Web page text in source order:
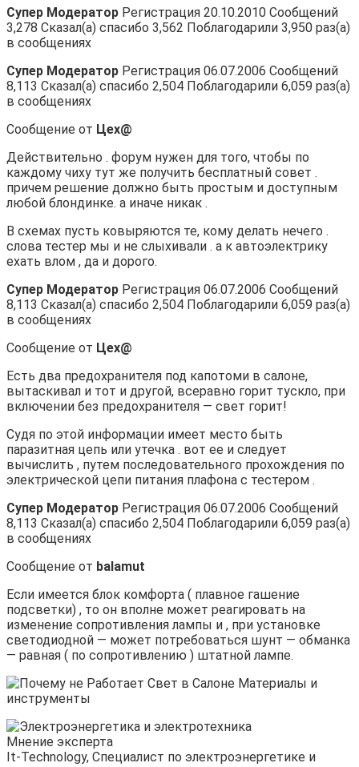
Супер Модератор Регистрация 20.10.2010 Сообщений
3,278 Сказал(а) спасибо 3,562 Поблагодарили 3,950 раз(а)
в сообщениях
Супер Модератор Регистрация 06.07.2006 Сообщений
8,113 Сказал(а) спасибо 2,504 Поблагодарили 6,059 раз(а)
в сообщениях
Сообщение от Цех@
Действительно . форум нужен для того, чтобы по
каждому чиху тут же получить бесплатный совет .
причем решение должно быть простым и доступным
любой блондинке. а иначе никак .
В схемах пусть ковыряются те, кому делать нечего .
слова тестер мы и не слыхивали . а к автоэлектрику
ехать влом , да и дорого.
Супер Модератор Регистрация 06.07.2006 Сообщений
8,113 Сказал(а) спасибо 2,504 Поблагодарили 6,059 раз(а)
в сообщениях
Сообщение от Цех@
Есть два предохранителя под капотоми в салоне,
вытаскивал и тот и другой, всеравно горит тускло, при
включении без предохранителя — свет горит!
Судя по этой информации имеет место быть
паразитная цепь или утечка . вот ее и следует
вычислить , путем последовательного прохождения по
электрической цепи питания плафона с тестером .
Супер Модератор Регистрация 06.07.2006 Сообщений
8,113 Сказал(а) спасибо 2,504 Поблагодарили 6,059 раз(а)
в сообщениях
Сообщение от balamut
Если имеется блок комфорта ( плавное гашение
подсветки) , то он вполне может реагировать на
изменение сопротивления лампы и , при установке
светодиодной — может потребоваться шунт — обманка
— равная ( по сопротивлению ) штатной лампе.
Мнение эксперта
It-Technology, Cпециалист по электроэнергетике и